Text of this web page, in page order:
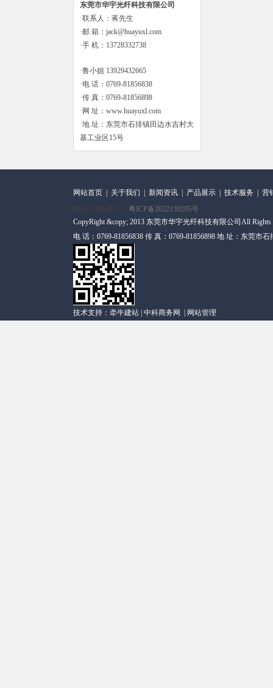
东莞市华宇光纤科技有限公司
·联系人：蒋先生
·邮 箱：jack@huayuxl.com
·手 机：13728332738
·鲁小姐 13929432665
·电 话：0769-81856838
·传 真：0769-81856898
·网 址：www.huayuxl.com
·地 址：东莞市石排镇田边水吉村大
基工业区15号
网站首页 关于我们 新闻资讯 产品展示 技术服务
营
粤ICP备2022139295号
CopyRight &copy; 2013 东莞市华宇光纤科技有限公司All
电 话：0769-81856838 传 真：0769-81856898 地 址：东莞市
技术支持： 牵牛建站 中科商务网 网站管理